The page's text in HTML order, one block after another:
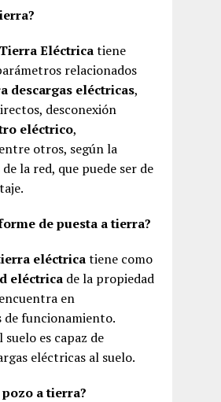
Eléctricatiene
relacionados
descargas eléctricas,
desconexión
eléctrico,
otros, según la
la red, que puede ser de
de puesta a tierra?
eléctricatiene como
eléctrica de la propiedad
en
de funcionamiento.
es capaz de
eléctricas al suelo.
a tierra?